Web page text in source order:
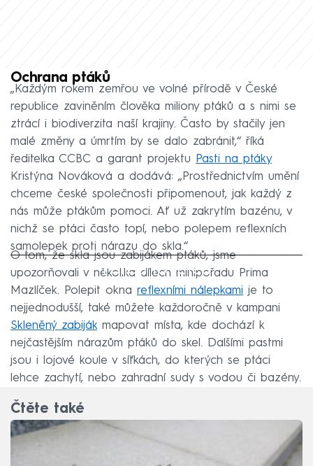
Ochrana ptáků
„Každým rokem zemřou ve volné přírodě v České
republice zaviněním člověka miliony ptáků a s nimi se
ztrácí i biodiverzita naší krajiny. Často by stačily jen
malé změny a úmrtím by se dalo zabránit,“ říká
ředitelka CCBC a garant projektu
Pasti na ptáky
Kristýna Nováková a dodává: „Prostřednictvím umění
chceme české společnosti připomenout, jak každý z
nás může ptákům pomoci. Ať už zakrytím bazénu, v
nichž se ptáci často topí, nebo polepem reflexních
samolepek proti nárazu do skla.“
Failed to fetch
O tom, že skla jsou zabijákem ptáků, jsme
upozorňovali v několika dílech minipořadu Prima
Mazlíček. Polepit okna reflexními nálepkami je to
nejjednodušší, také můžete každoročně v kampani
Skleněný zabijákmapovat místa, kde dochází k
nejčastějším nárazům ptáků do skel. Dalšími pastmi
jsou i lojové koule v síťkách, do kterých se ptáci
lehce zachytí, nebo zahradní sudy s vodou či bazény.
Čtěte také